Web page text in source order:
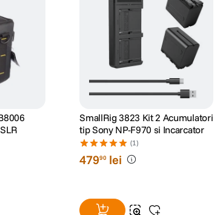
SmallRig 3823 Kit 2 Acumulatori
tip Sony NP-F970 si Incarcator
(1)
47990 lei